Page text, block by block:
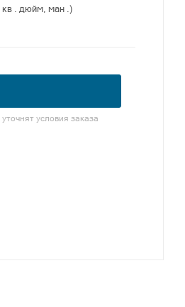
кв . дюйм, ман .)
условия заказа